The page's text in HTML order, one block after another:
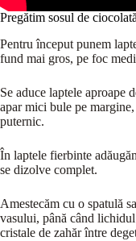
Pregătim sosul de ciocolată
Pentru început punem
fund mai gros, pe foc
Se aduce laptele aproape
apar mici bule pe
puternic.
În laptele fierbinte
se dizolve complet.
Amestecăm cu o spatulă
vasului, până când
cristale de zahăr între